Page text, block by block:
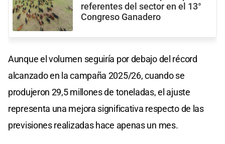
referentes del sector en el 13°
Congreso Ganadero
Aunque el volumen seguiría por debajo del récord
alcanzado en la campaña 2025/26, cuando se
produjeron 29,5 millones de toneladas, el ajuste
representa una mejora significativa respecto de las
previsiones realizadas hace apenas un mes.